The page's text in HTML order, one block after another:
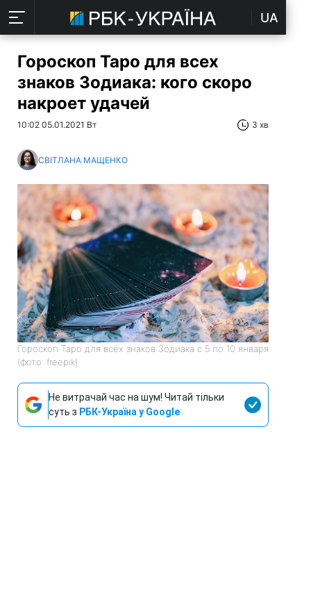
UA
Гороскоп Таро для всех
знаков Зодиака: кого скоро
накроет удачей
10:02 05.01.2021 Вт 3 хв
СВІТЛАНА МАЩЕНКО
Гороскоп Таро для всех знаков Зодиака с 5 по 10 января
(фото: freepik)
Не витрачай час на шум! Читай тільки
суть з РБК-Україна у Google